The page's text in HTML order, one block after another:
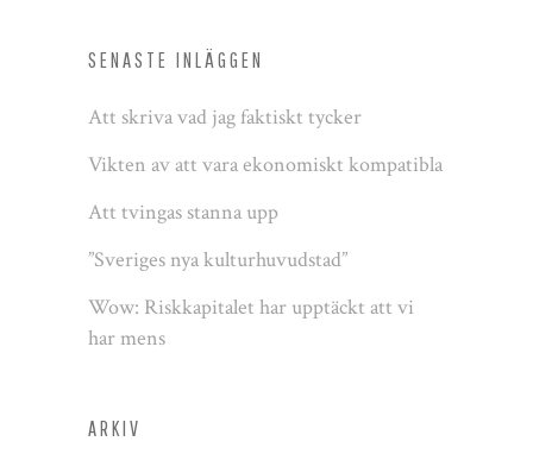
SENASTE INLÄGGEN
Att skriva vad jag faktiskt tycker
Vikten av att vara ekonomiskt kompatibla
Att tvingas stanna upp
”Sveriges nya kulturhuvudstad”
Wow: Riskkapitalet har upptäckt att vi
har mens
ARKIV